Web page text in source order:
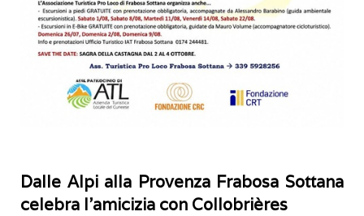
Dalle Alpi alla Provenza Frabosa Sottana
celebra l’amicizia con Collobrières